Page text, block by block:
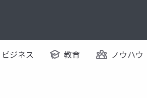
ビジネス 教育 ノウハウ